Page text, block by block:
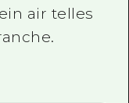
air telles